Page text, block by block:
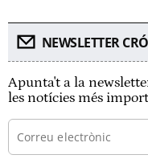
NEWSLETTER
Apunta't a la
les notícies més